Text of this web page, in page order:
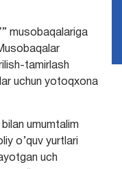
musobaqalariga
tamirlash
uchun yotoqxona
umumtalim
o’quv yurtlari
uch